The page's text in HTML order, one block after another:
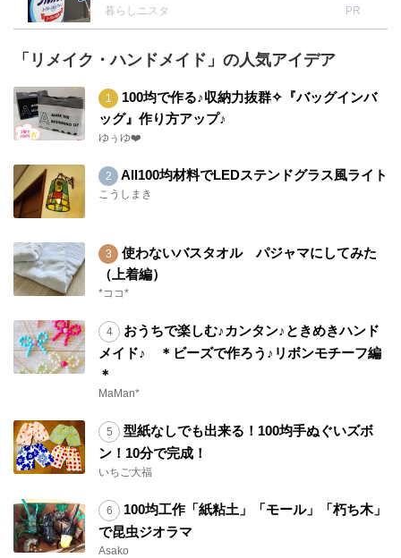
暮らしニスタ PR
「リメイク・ハンドメイド」の人気アイデア
100均で作る♪収納力抜群✧『バッグインバ
ッグ』作り方アップ♪
ゆぅゆ❤️
All100均材料でLEDステンドグラス風ライト
こうしまき
使わないバスタオル パジャマにしてみた
（上着編）
*ココ*
おうちで楽しむ♪カンタン♪ときめきハンド
メイド♪ ＊ビーズで作ろう♪リボンモチーフ編
＊
MaMan*
型紙なしでも出来る！100均手ぬぐいズボ
ン！10分で完成！
いちご大福
100均工作「紙粘土」「モール」「朽ち木」
で昆虫ジオラマ
Asako